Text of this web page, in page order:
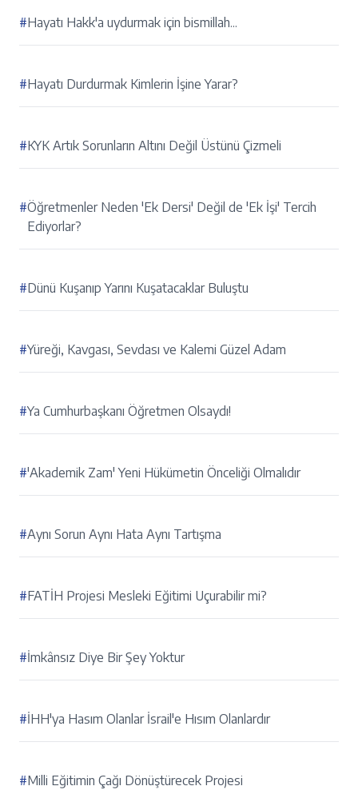
#Hayatı Hakk'a uydurmak için bismillah...
#Hayatı Durdurmak Kimlerin İşine Yarar?
#KYK Artık Sorunların Altını Değil Üstünü Çizmeli
#Öğretmenler Neden 'Ek Dersi' Değil de 'Ek İşi' Tercih
Ediyorlar?
#Dünü Kuşanıp Yarını Kuşatacaklar Buluştu
#Yüreği, Kavgası, Sevdası ve Kalemi Güzel Adam
#Ya Cumhurbaşkanı Öğretmen Olsaydı!
#'Akademik Zam' Yeni Hükümetin Önceliği Olmalıdır
#Aynı Sorun Aynı Hata Aynı Tartışma
#FATİH Projesi Mesleki Eğitimi Uçurabilir mi?
#İmkânsız Diye Bir Şey Yoktur
#İHH'ya Hasım Olanlar İsrail'e Hısım Olanlardır
#Milli Eğitimin Çağı Dönüştürecek Projesi